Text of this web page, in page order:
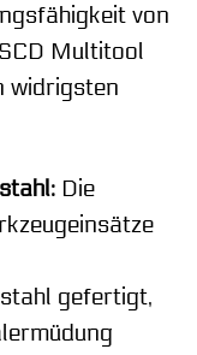
von
Multitool
widrigsten
Die
gefertigt,